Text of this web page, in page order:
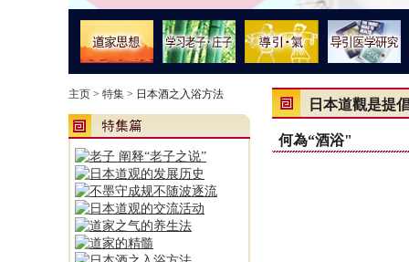
主页 > 特集 > 日本酒之入浴方法
日本道觀是提
何為“酒浴"